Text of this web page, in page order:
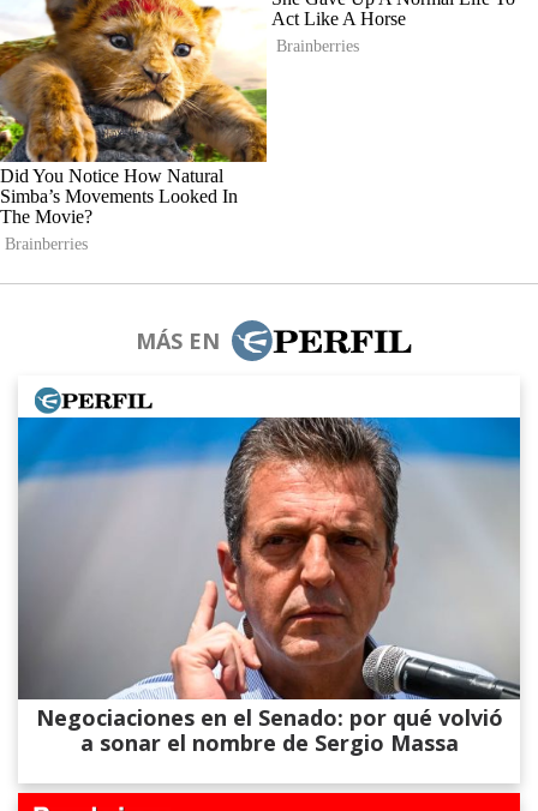
MÁS EN
Negociaciones en el Senado: por qué volvió
a sonar el nombre de Sergio Massa